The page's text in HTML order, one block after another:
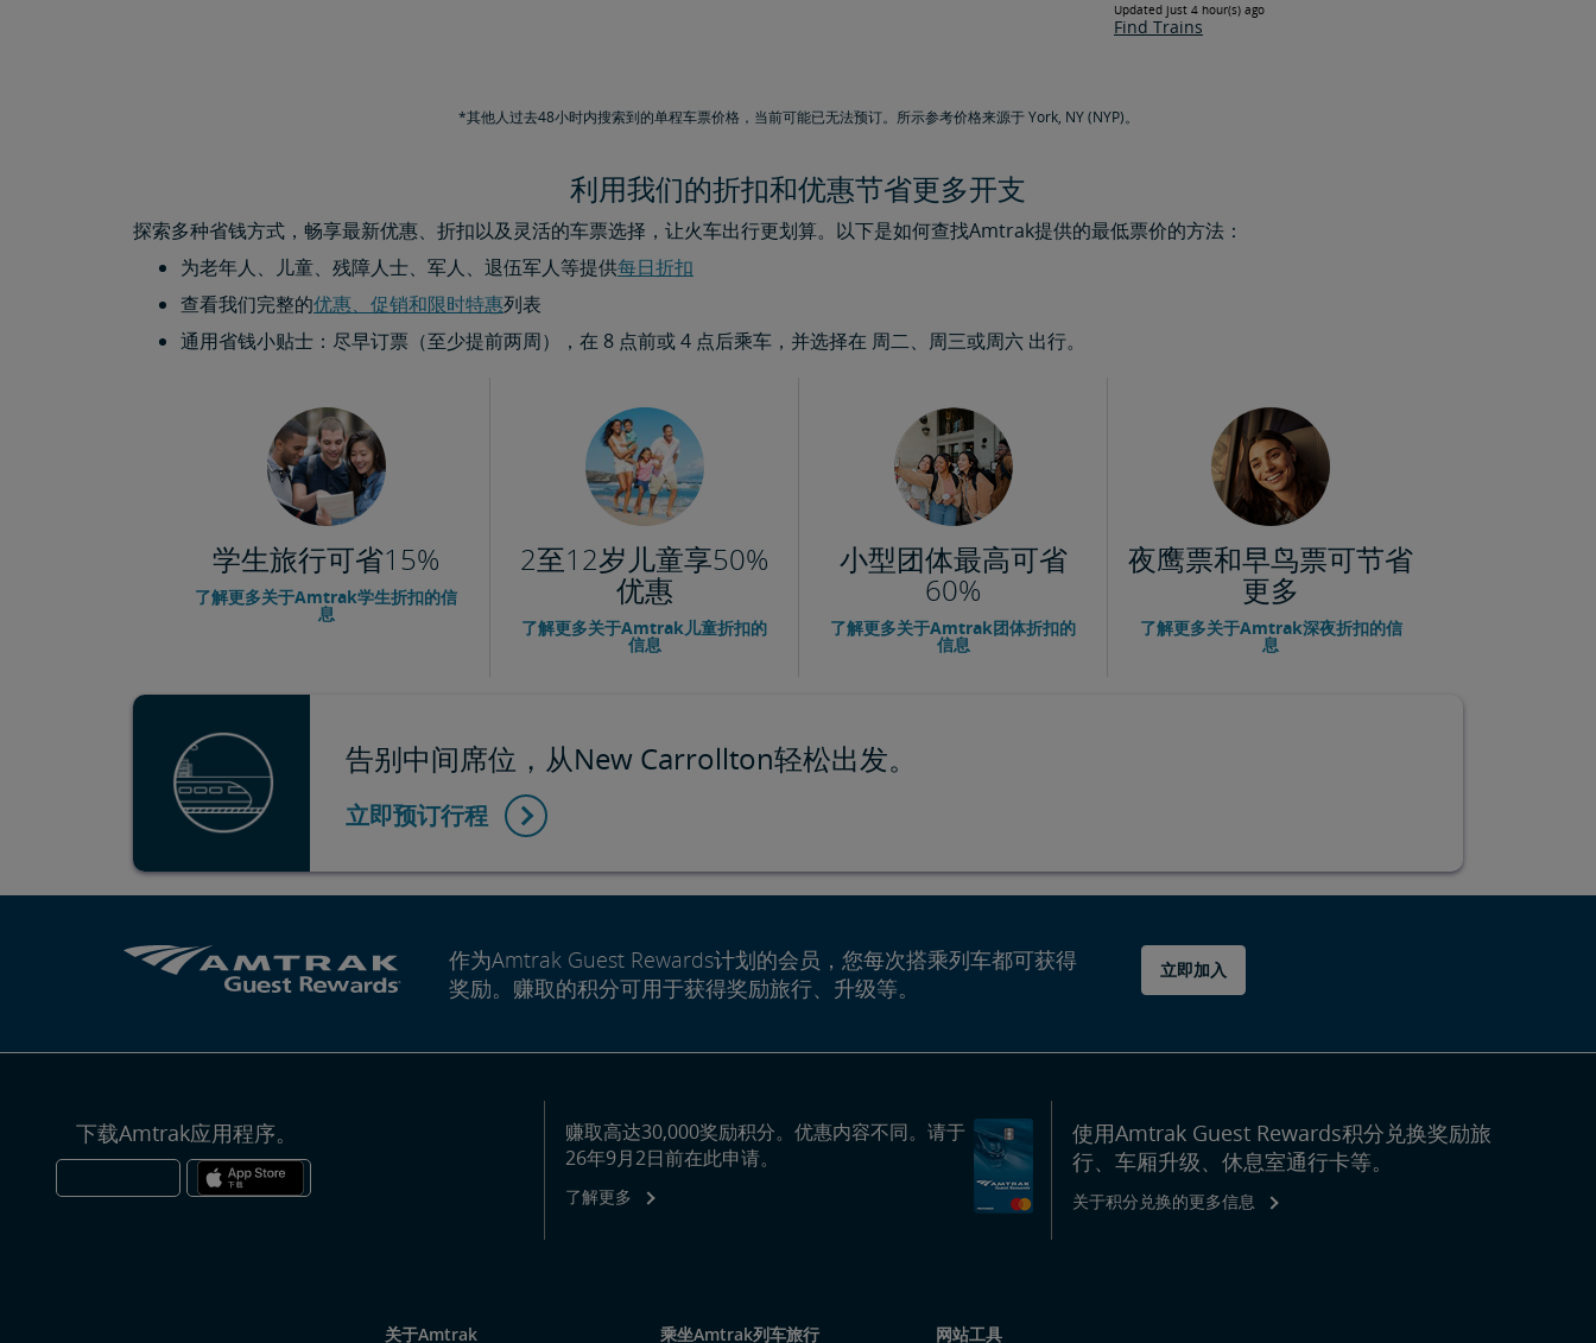
Updated just 4 hour(s) ago
Find Trains
*其他人过去48小时内搜索到的单程车票价格，当前可能已无法预订。所示参考价格来源于 York, NY (NYP)。
利用我们的折扣和优惠节省更多开支
探索多种省钱方式，畅享最新优惠、折扣以及灵活的车票选择，让火车出行更划算。以下是如何查找Amtrak提供的最低票价的方法：
为老年人、儿童、残障人士、军人、退伍军人等提供每日折扣​​​​​​​
查看我们完整的优惠、促销和限时特惠列表
通用省钱小贴士：尽早订票（至少提前两周），在 8 点前或 4 点后乘车，并选择在 周二、周三或周六 出行。
学生旅行可省15%
了解更多关于Amtrak学生折扣的信
息
2至12岁儿童享50%
优惠
了解更多关于Amtrak儿童折扣的
信息
小型团体最高可省
60%
了解更多关于Amtrak团体折扣的
信息
夜鹰票和早鸟票可节省
更多
了解更多关于Amtrak深夜折扣的信
息
告别中间席位，从New Carrollton轻松出发。
立即预订行程
作为Amtrak Guest Rewards计划的会员，您每次搭乘列车都可获得
奖励。赚取的积分可用于获得奖励旅行、升级等。
立即加入
下载Amtrak应用程序。
赚取高达30,000奖励积分。优惠内容不同。请于
26年9月2日前在此申请。
了解更多
使用Amtrak Guest Rewards积分兑换奖励旅
行、车厢升级、休息室通行卡等。
关于积分兑换的更多信息
关于Amtrak 乘坐Amtrak列车旅行 网站工具